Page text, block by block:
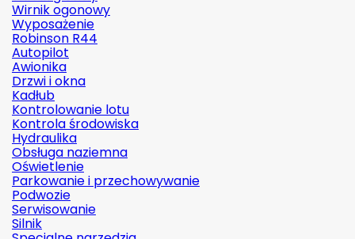
Wirnik ogonowy
Wyposażenie
Robinson R44
Autopilot
Awionika
Drzwi i okna
Kadłub
Kontrolowanie lotu
Kontrola środowiska
Hydraulika
Obsługa naziemna
Oświetlenie
Parkowanie i przechowywanie
Podwozie
Serwisowanie
Silnik